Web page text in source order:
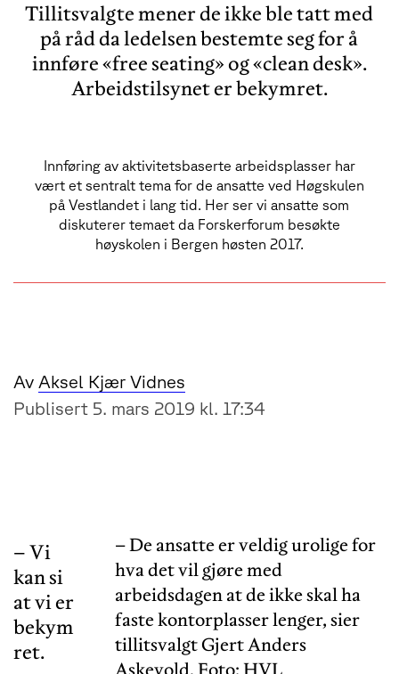
Tillitsvalgte mener de ikke ble tatt med
på råd da ledelsen bestemte seg for å
innføre «free seating» og «clean desk».
Arbeidstilsynet er bekymret.
Innføring av aktivitetsbaserte arbeidsplasser har
vært et sentralt tema for de ansatte ved Høgskulen
på Vestlandet i lang tid. Her ser vi ansatte som
diskuterer temaet da Forskerforum besøkte
høyskolen i Bergen høsten 2017.
Av Aksel Kjær Vidnes
Publisert 5. mars 2019 kl. 17:34
– De ansatte er veldig urolige for
hva det vil gjøre med
arbeidsdagen at de ikke skal ha
faste kontorplasser lenger, sier
tillitsvalgt Gjert Anders
– Vi
kan si
at vi er
bekym
ret.